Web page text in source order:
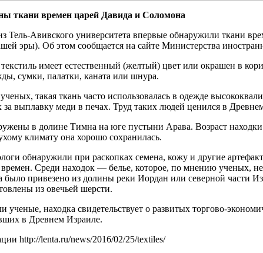
ткани времен царей Давида и Соломона
Тель-Авивского университета впервые обнаружили ткани
эры). Об этом сообщается на сайте Министерства
имеет естественный (желтый) цвет или окрашен в
сумки, палатки, каната или шнура.
такая ткань часто использовалась в одежде
выплавку меди в печах. Труд таких людей ценился в
в долине Тимна на юге пустыни Арава. Возраст находки
климату она хорошо сохранилась.
обнаружили при раскопках семена, кожу и другие
Среди находок — белье, которое, по мнению ученых,
было привезено из долины реки Иордан или северной части
из овечьей шерсти.
ученые, находка свидетельствует о развитых торгово-
в Древнем Израиле.
http://lenta.ru/news/2016/02/25/textiles/